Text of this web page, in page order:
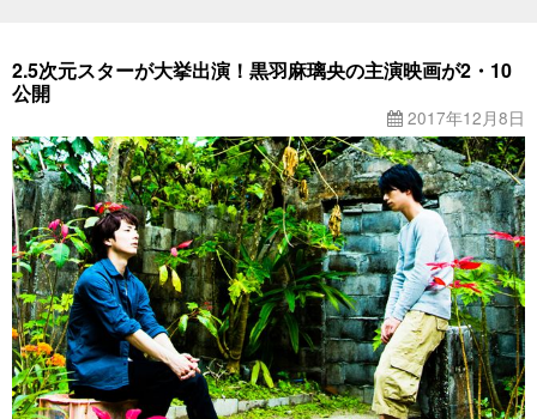
2.5次元スターが大挙出演！黒羽麻璃央の主演映画が2・10
公開
2017年12月8日